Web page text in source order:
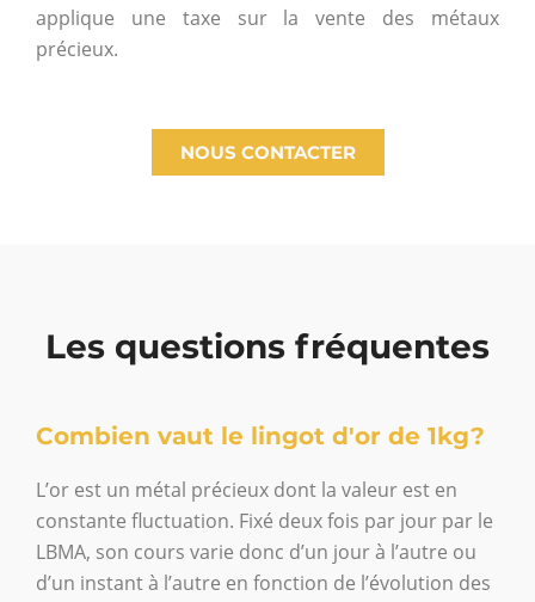
applique une taxe sur la vente des métaux
précieux.
NOUS CONTACTER
Les questions fréquentes
Combien vaut le lingot d'or de 1kg?
L’or est un métal précieux dont la valeur est en
constante fluctuation. Fixé deux fois par jour par le
LBMA, son cours varie donc d’un jour à l’autre ou
d’un instant à l’autre en fonction de l’évolution des